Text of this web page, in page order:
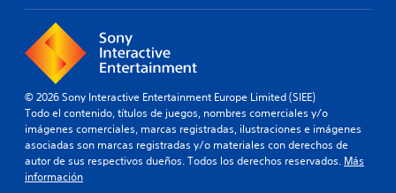
© 2026 Sony Interactive Entertainment Europe Limited (SIEE)
Todo el contenido, títulos de juegos, nombres comerciales y/o
imágenes comerciales, marcas registradas, ilustraciones e imágenes
asociadas son marcas registradas y/o materiales con derechos de
autor de sus respectivos dueños. Todos los derechos reservados. Más
información